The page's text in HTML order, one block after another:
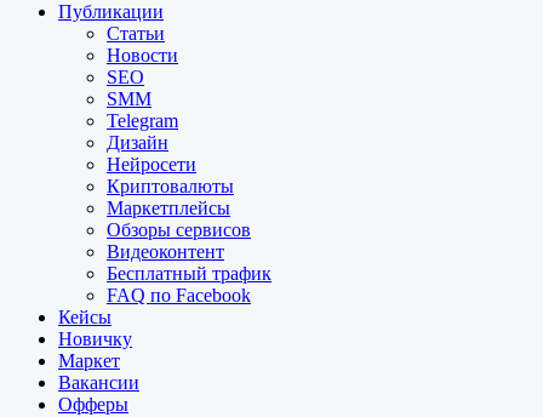
Публикации
Статьи
Новости
SEO
SMM
Telegram
Дизайн
Нейросети
Криптовалюты
Маркетплейсы
Обзоры сервисов
Видеоконтент
Бесплатный трафик
FAQ по Facebook
Кейсы
Новичку
Маркет
Вакансии
Офферы